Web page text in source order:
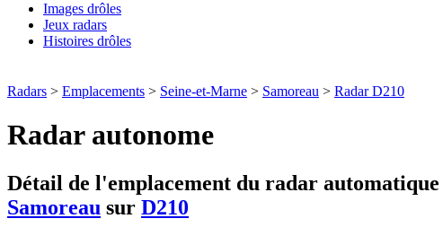
Images drôles
Jeux radars
Histoires drôles
Radars > Emplacements > Seine-et-Marne > Samoreau > Radar D210
Radar autonome
Détail de l'emplacement du radar
Samoreau sur D210